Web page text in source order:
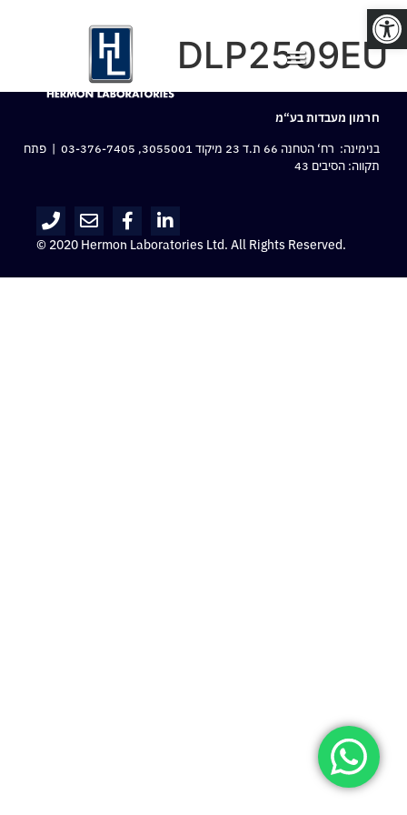
פתח סרגל נגישות
DLP2509EU
חרמון מעבדות בע“מ
בנימינה: רח‘ הטחנה 66 ת.ד 23 מיקוד 3055001,
03-376-7405 | פתח
תקווה: הסיבים 43
© 2020 Hermon Laboratories Ltd. All Rights Reserved.